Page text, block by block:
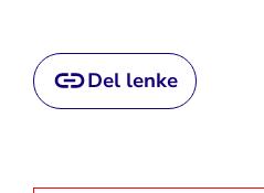
Del lenke